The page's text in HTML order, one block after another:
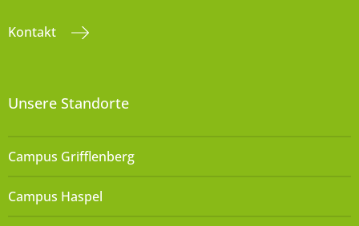
Kontakt
Unsere Standorte
Campus Grifflenberg
Campus Haspel